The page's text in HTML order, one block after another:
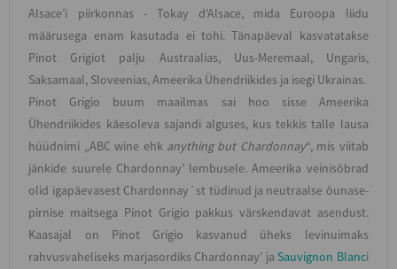
Alsace’i piirkonnas - Tokay d'Alsace, mida Euroopa liidu
määrusega enam kasutada ei tohi. Tänapäeval kasvatatakse
Pinot Grigiot palju Austraalias, Uus-Meremaal, Ungaris,
Saksamaal, Sloveenias, Ameerika Ühendriikides ja isegi Ukrainas.
Pinot Grigio buum maailmas sai hoo sisse Ameerika
Ühendriikides käesoleva sajandi alguses, kus tekkis talle lausa
hüüdnimi „ABC wine ehk anything but Chardonnay“, mis viitab
jänkide suurele Chardonnay’ lembusele. Ameerika veinisõbrad
olid igapäevasest Chardonnay´st tüdinud ja neutraalse õunase-
pirnise maitsega Pinot Grigio pakkus värskendavat asendust.
Kaasajal on Pinot Grigio kasvanud üheks levinuimaks
rahvusvaheliseks marjasordiks Chardonnay’ jaSauvignon Blanci